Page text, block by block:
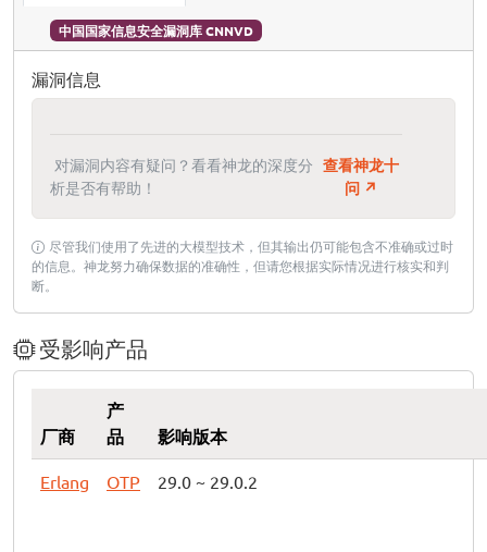
中国国家信息安全漏洞库 CNNVD
漏洞信息
对漏洞内容有疑问？看看神龙的深度分
析是否有帮助！
查看神龙十
问 ↗
尽管我们使用了先进的大模型技术，但其输出仍可能包含不准确或过时
的信息。神龙努力确保数据的准确性，但请您根据实际情况进行核实和判
断。
受影响产品
厂商
产
品
影响版本
Erlang OTP 29.0 ~ 29.0.2